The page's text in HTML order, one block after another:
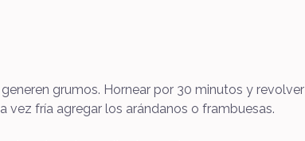
grumos. Hornear por 30 minutos y revolver
vez fría agregar los arándanos o frambuesas.